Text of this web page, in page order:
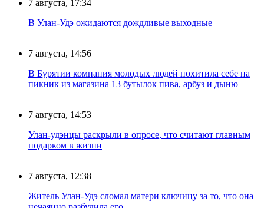
7 августа, 17:34
В Улан-Удэ ожидаются дождливые выходные
7 августа, 14:56
В Бурятии компания молодых людей похитила себе на
пикник из магазина 13 бутылок пива, арбуз и дыню
7 августа, 14:53
Улан-удэнцы раскрыли в опросе, что считают главным
подарком в жизни
7 августа, 12:38
Житель Улан-Удэ сломал матери ключицу за то, что она